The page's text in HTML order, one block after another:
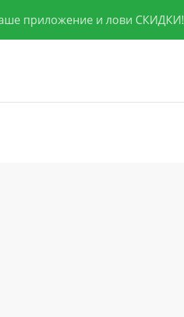
приложение и лови СКИДКИ!